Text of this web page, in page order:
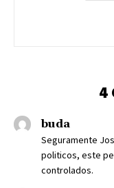
4
buda
Seguramente
politicos, este
controlados.